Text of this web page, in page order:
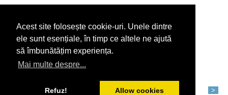
Acest site folosește cookie-uri. Unele dintre
ele sunt esențiale, în timp ce altele ne ajută
să îmbunătățim experiența.
Mai multe despre...
Refuz! Allow cookies